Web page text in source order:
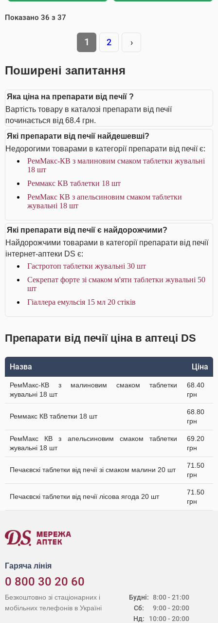
Показано 36 з 37
1 2 ›
Поширені запитання
Яка ціна на препарати від печії ?
Вартість товару в каталозі препарати від печії
починається від 68.4 грн.
Які препарати від печії найдешевші?
Недорогими товарами в категорії препарати від печії є:
РемМакс-КВ з малиновим смаком таблетки жувальні
18 шт
Реммакс КВ таблетки 18 шт
РемМакс КВ з апельсиновим смаком таблетки
жувальні 18 шт
Які препарати від печії є найдорожчими?
Найдорожчими товарами в категорії препарати від печії
інтернет-аптеки DS є:
Гастротоп таблетки жувальні 30 шт
Секрепат форте зі смаком м'яти таблетки жувальні 50
шт
Гіаллера емульсія 15 мл 20 стіків
Препарати від печії ціна в аптеці DS
Назва Ціна
РемМакс-КВ з малиновим смаком таблетки
жувальні 18 шт
68.40
грн
Реммакс КВ таблетки 18 шт
68.80
грн
РемМакс КВ з апельсиновим смаком таблетки
жувальні 18 шт
69.20
грн
Печаєвскі таблетки від печії зі смаком малини 20 шт
71.50
грн
Печаєвскі таблетки від печії лісова ягода 20 шт
71.50
грн
Гаряча лінія
0 800 30 20 60
Будні:
Сб:
Нд:
8:00 - 21:00
9:00 - 20:00
10:00 - 20:00
Безкоштовно зі стаціонарних і
мобільних телефонів в Україні